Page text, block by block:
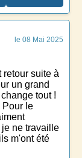
le 08 Mai 2025
retour suite à
un grand
tout !
Pour le
ne travaille
m'ont été